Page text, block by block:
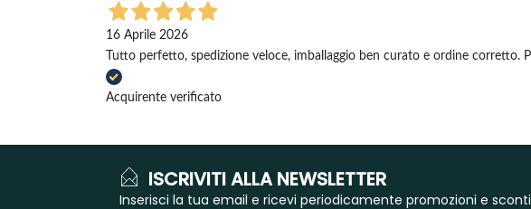
16 Aprile 2026
Tutto perfetto, spedizione veloce, imballaggio ben curato e ordine corretto.
Acquirente verificato
ISCRIVITI ALLA NEWSLETTER
Inserisci la tua email e ricevi periodicamente promozioni e